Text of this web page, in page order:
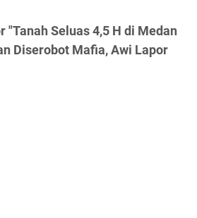
"Tanah Seluas 4,5 H di Medan
Diserobot Mafia, Awi Lapor